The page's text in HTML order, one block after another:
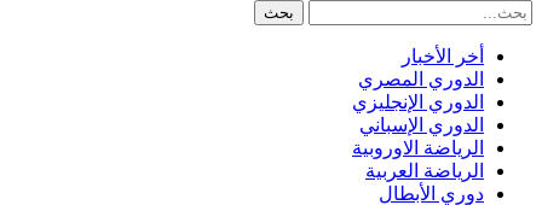
أخر الأخبار
الدوري المصري
الدوري الإنجليزي
الدوري الإسباني
الرياضة الاوروبية
الرياضة العربية
دوري الأبطال